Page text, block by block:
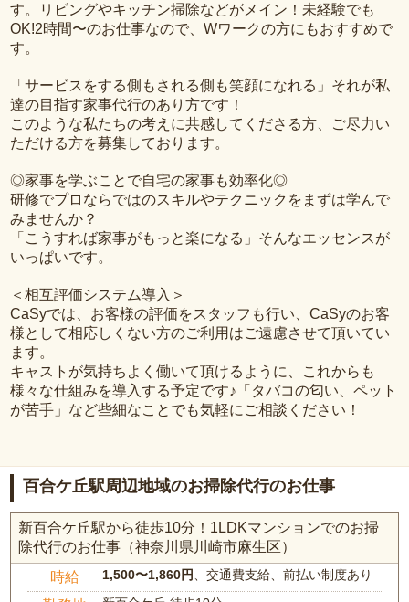
す。リビングやキッチン掃除などがメイン！未経験でも
OK!2時間〜のお仕事なので、Wワークの方にもおすすめで
す。
「サービスをする側もされる側も笑顔になれる」それが私
達の目指す家事代行のあり方です！
このような私たちの考えに共感してくださる方、ご尽力い
ただける方を募集しております。
◎家事を学ぶことで自宅の家事も効率化◎
研修でプロならではのスキルやテクニックをまずは学んで
みませんか？
「こうすれば家事がもっと楽になる」そんなエッセンスが
いっぱいです。
＜相互評価システム導入＞
CaSyでは、お客様の評価をスタッフも行い、CaSyのお客
様として相応しくない方のご利用はご遠慮させて頂いてい
ます。
キャストが気持ちよく働いて頂けるように、これからも
様々な仕組みを導入する予定です♪「タバコの匂い、ペット
が苦手」など些細なことでも気軽にご相談ください！
百合ケ丘駅周辺地域のお掃除代行のお仕事
新百合ケ丘駅から徒歩10分！1LDKマンションでのお掃
除代行のお仕事（神奈川県川崎市麻生区）
時給 1,500〜1,860円、交通費支給、前払い制度あり